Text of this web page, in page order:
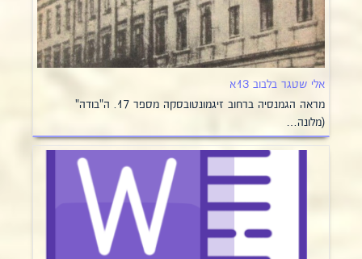
אלי שטגר בלבוב 13א
מראה הגמנסיה ברחוב זיגמונטובסקה מספר 17. ה"בודה"
(מלונה…